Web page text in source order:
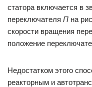
статора включается в
переключателя П на
скорости вращения
положение
Недостатком этого
реакторным и